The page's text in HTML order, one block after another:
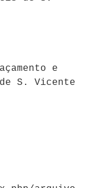
e
S. Vicente